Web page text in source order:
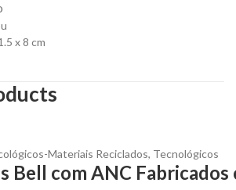
x 8 cm
Materiais Reciclados, Tecnológicos
Bell com ANC